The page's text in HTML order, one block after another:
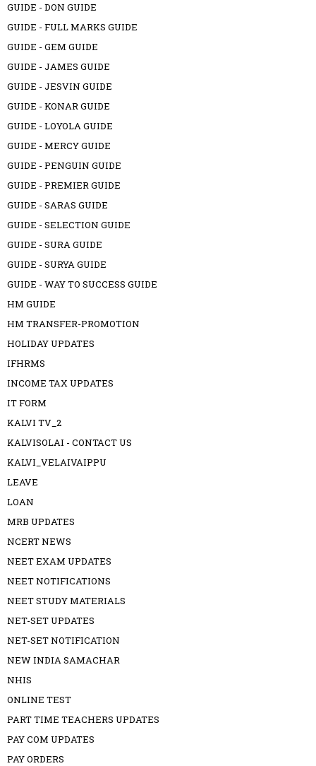
GUIDE - DON GUIDE
GUIDE - FULL MARKS GUIDE
GUIDE - GEM GUIDE
GUIDE - JAMES GUIDE
GUIDE - JESVIN GUIDE
GUIDE - KONAR GUIDE
GUIDE - LOYOLA GUIDE
GUIDE - MERCY GUIDE
GUIDE - PENGUIN GUIDE
GUIDE - PREMIER GUIDE
GUIDE - SARAS GUIDE
GUIDE - SELECTION GUIDE
GUIDE - SURA GUIDE
GUIDE - SURYA GUIDE
GUIDE - WAY TO SUCCESS GUIDE
HM GUIDE
HM TRANSFER-PROMOTION
HOLIDAY UPDATES
IFHRMS
INCOME TAX UPDATES
IT FORM
KALVI TV_2
KALVISOLAI - CONTACT US
KALVI_VELAIVAIPPU
LEAVE
LOAN
MRB UPDATES
NCERT NEWS
NEET EXAM UPDATES
NEET NOTIFICATIONS
NEET STUDY MATERIALS
NET-SET UPDATES
NET-SET NOTIFICATION
NEW INDIA SAMACHAR
NHIS
ONLINE TEST
PART TIME TEACHERS UPDATES
PAY COM UPDATES
PAY ORDERS